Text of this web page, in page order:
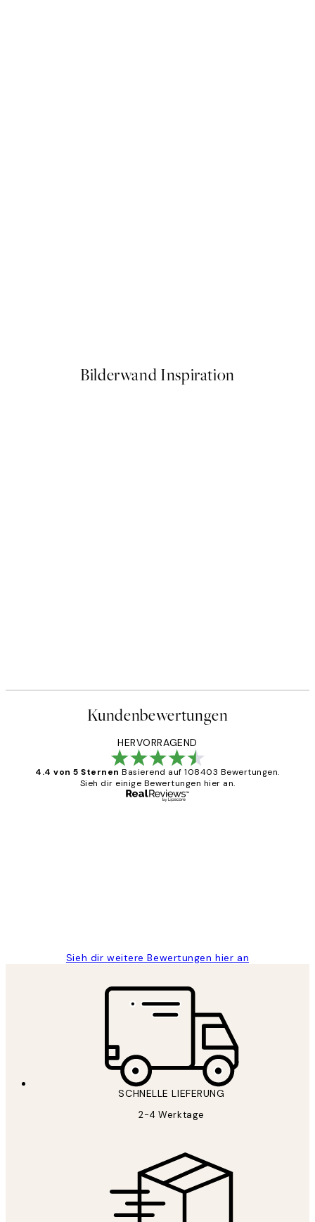
Bilderwand Inspiration
Kundenbewertungen
HERVORRAGEND
4.4 von 5 Sternen Basierend auf 108403 Bewertungen.
Sieh dir einige Bewertungen hier an.
Sieh dir weitere Bewertungen hier an
SCHNELLE LIEFERUNG
2-4 Werktage